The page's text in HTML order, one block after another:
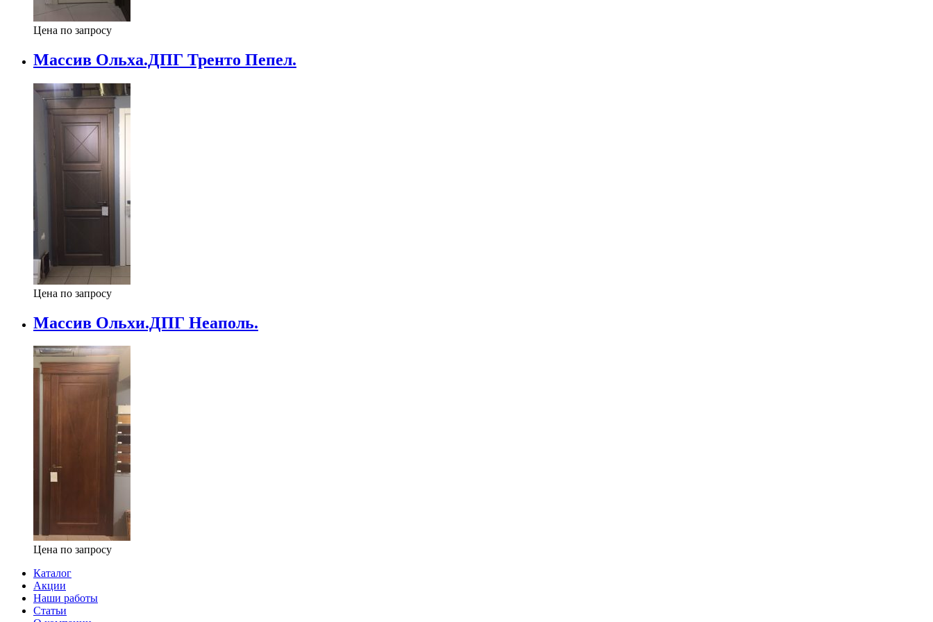
Цена по запросу
Массив Ольха.ДПГ Тренто Пепел.
Цена по запросу
Массив Ольхи.ДПГ Неаполь.
Цена по запросу
Каталог
Акции
Наши работы
Статьи